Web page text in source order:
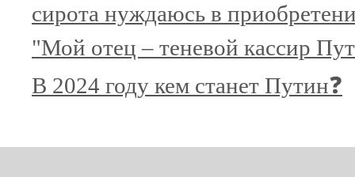
сирота нуждаюсь в
"Мой отец – теневой кассир
В 2024 году кем станет Путин❓